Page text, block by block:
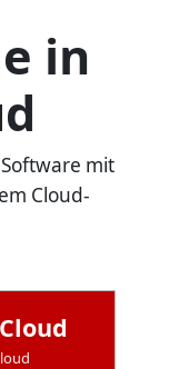
in
mit
Cloud-